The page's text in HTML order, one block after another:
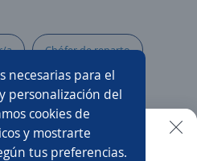
necesarias para el
personalización del
cookies de
y mostrarte
tus preferencias.
a Chófer de reparto
Vendedor/a
automotriz
fácil en la app